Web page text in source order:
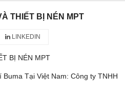
THIẾT BỊ NÉN MPT
LINKEDIN
BỊ NÉN MPT